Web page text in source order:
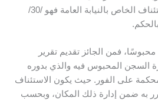
أما فيما يتعلق بميعاد الاستئناف الخاص بالنيابة العامة فهو /30/
فمن الجائز تقديم تقرير
السجن المحبوس فيه والذي بدوره
على الفور. حيث يكون الاستئناف
به ضمن إدارة ذلك المكان، وبحسب